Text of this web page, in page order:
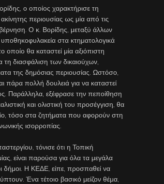
ο οποίος χαρακτήρισε τη
περιουσίας ως μία από τις
Ο κ. Βορίδης, μεταξύ άλλων
στα κτηματολογικά
οποίο θα καταστεί μία αξιόπιστη
διασφάλιση των δικαιούχων,
της δημόσιας περιουσίας. Ωστόσο,
πάρα πολλή δουλειά για να καταστεί
Παράλληλα, εξέφρασε την πεποίθηση
και ολιστική του προσέγγιση, θα
τόσο στα ζητήματα που αφορούν στη
ισορροπίας.
τόνισε ότι η Τοπική
είναι παρούσα για όλα τα μεγάλα
δήμοι. Η ΚΕΔΕ, είπε, προσπαθεί να
Ένα τέτοιο βασικό μείζον θέμα,